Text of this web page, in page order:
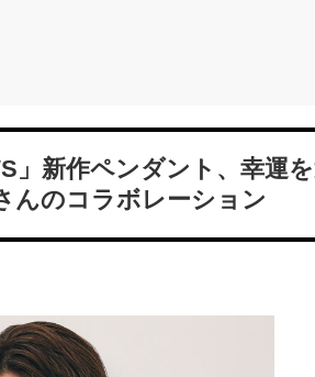
」新作ペンダント、幸運
んのコラボレーション